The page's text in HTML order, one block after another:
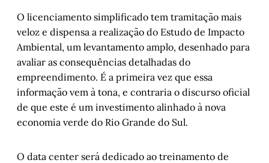
O licenciamento simplificado tem tramitação mais
veloz e dispensa a realização do Estudo de Impacto
Ambiental, um levantamento amplo, desenhado para
avaliar as consequências detalhadas do
empreendimento. É a primeira vez que essa
informação vem à tona, e contraria o discurso oficial
de que este é um investimento alinhado à nova
economia verde do Rio Grande do Sul.
O data center será dedicado ao treinamento de